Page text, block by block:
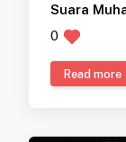
Suara
0
Read more